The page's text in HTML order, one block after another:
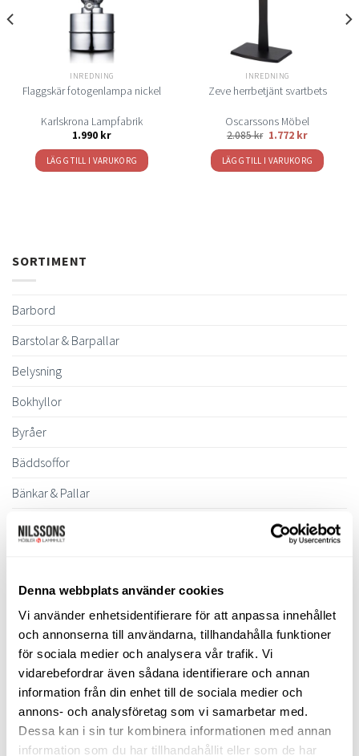
Denna webbplats använder cookies
Vi använder enhetsidentifierare för att anpassa innehållet
och annonserna till användarna, tillhandahålla funktioner
för sociala medier och analysera vår trafik. Vi
vidarebefordrar även sådana identifierare och annan
information från din enhet till de sociala medier och
annons- och analysföretag som vi samarbetar med.
Dessa kan i sin tur kombinera informationen med annan
information som du har tillhandahållit eller som de har
INREDNING
Flaggskär fotogenlampa nickel
Karlskrona Lampfabrik
1.990 kr
LÄGG TILL I VARUKORG
INREDNING
Zeve herrbetjänt svartbets
Oscarssons Möbel
2.085kr 1.772 kr
LÄGG TILL I VARUKORG
SORTIMENT
Barbord
Barstolar & Barpallar
Belysning
Bokhyllor
Byråer
Bäddsoffor
Bänkar & Pallar
Fåtöljer
Inredning
Ljusbelysta Glastavlor
Matbord & Köksbord
Matgrupper
Mattor
Möbelvård